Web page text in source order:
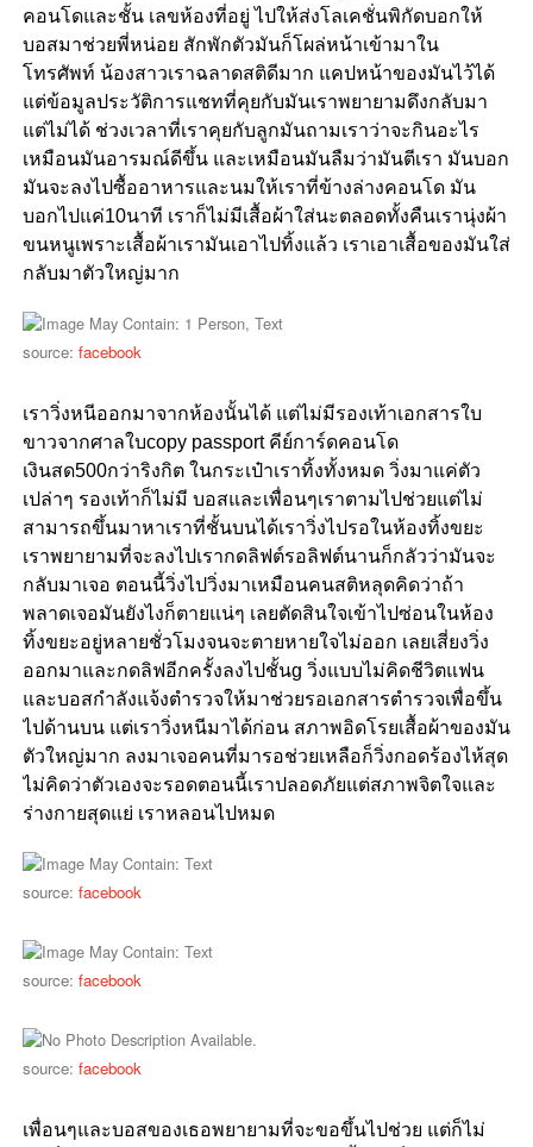
คอนโดและชั้น เลขห้องที่อยู่ ไปให้ส่งโลเคชั่นพิกัดบอกให้
บอสมาช่วยพี่หน่อย สักพักตัวมันก็โผล่หน้าเข้ามาใน
โทรศัพท์ น้องสาวเราฉลาดสติดีมาก แคปหน้าของมันไว้ได้
แต่ข้อมูลประวัติการแชทที่คุยกับมันเราพยายามดึงกลับมา
แต่ไม่ได้ ช่วงเวลาที่เราคุยกับลูกมันถามเราว่าจะกินอะไร
เหมือนมันอารมณ์ดีขึ้น และเหมือนมันลืมว่ามันตีเรา มันบอก
มันจะลงไปซื้ออาหารและนมให้เราที่ข้างล่างคอนโด มัน
บอกไปแค่10นาที เราก็ไม่มีเสื้อผ้าใส่นะตลอดทั้งคืนเรานุ่งผ้า
ขนหนูเพราะเสื้อผ้าเรามันเอาไปทิ้งแล้ว เราเอาเสื้อของมันใส่
กลับมาตัวใหญ่มาก
source: facebook
เราวิ่งหนีออกมาจากห้องนั้นได้ แต่ไม่มีรองเท้าเอกสารใบ
ขาวจากศาลใบcopy passport คีย์การ์ดคอนโด
เงินสด500กว่าริงกิต ในกระเป๋าเราทิ้งทั้งหมด วิ่งมาแค่ตัว
เปล่าๆ รองเท้าก็ไม่มี บอสและเพื่อนๆเราตามไปช่วยแต่ไม่
สามารถขึ้นมาหาเราที่ชั้นบนได้เราวิ่งไปรอในห้องทิ้งขยะ
เราพยายามที่จะลงไปเรากดลิฟต์รอลิฟต์นานก็กลัวว่ามันจะ
กลับมาเจอ ตอนนี้วิ่งไปวิ่งมาเหมือนคนสติหลุดคิดว่าถ้า
พลาดเจอมันยังไงก็ตายแน่ๆ เลยตัดสินใจเข้าไปซ่อนในห้อง
ทิ้งขยะอยู่หลายชั่วโมงจนจะตายหายใจไม่ออก เลยเสี่ยงวิ่ง
ออกมาและกดลิฟอีกครั้งลงไปชั้นg วิ่งแบบไม่คิดชีวิตแฟน
และบอสกำลังแจ้งตำรวจให้มาช่วยรอเอกสารตำรวจเพื่อขึ้น
ไปด้านบน แต่เราวิ่งหนีมาได้ก่อน สภาพอิดโรยเสื้อผ้าของมัน
ตัวใหญ่มาก ลงมาเจอคนที่มารอช่วยเหลือก็วิ่งกอดร้องไห้สุด
ไม่คิดว่าตัวเองจะรอดตอนนี้เราปลอดภัยแต่สภาพจิตใจและ
ร่างกายสุดแย่ เราหลอนไปหมด
source: facebook
source: facebook
source: facebook
เพื่อนๆและบอสของเธอพยายามที่จะขอขึ้นไปช่วย แต่ก็ไม่